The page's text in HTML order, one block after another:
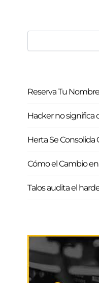
Reserva Tu
Hacker no significa
Herta Se
Cómo el Cambio
Talos audita el